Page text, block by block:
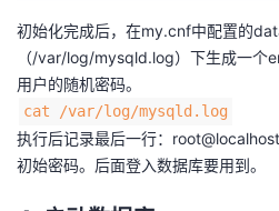
初始化完成后，在my.cnf中配置的
（/var/log/mysqld.log）下生成一个
用户的随机密码。
cat /var/log/mysqld.log
执行后记录最后一行：
初始密码。后面登入数据库要用到。